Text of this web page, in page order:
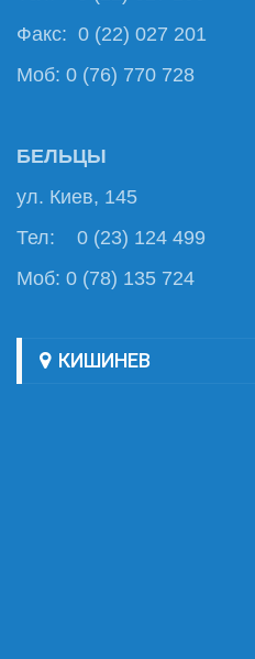
Факс: 0 (22) 027 201
Моб: 0 (76) 770 728
БЕЛЬЦЫ
ул. Киев, 145
Тел: 0 (23) 124 499
Моб: 0 (78) 135 724
КИШИНЕВ